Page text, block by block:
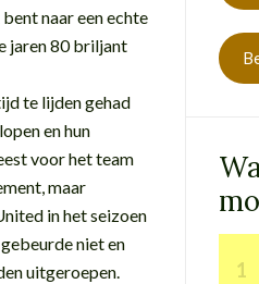
naar een echte
jaren 80 briljant
te lijden gehad
en hun
voor het team
maar
in het seizoen
niet en
uitgeroepen.